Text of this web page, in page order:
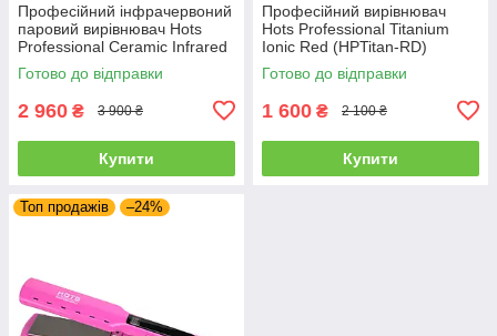
Професійний інфрачервоний
паровий вирівнювач Hots
Professional Ceramic Infrared
Black (HP-S089BK)
Готово до відправки
2 960 ₴ 3 900 ₴
Купити
Професійний вирівнювач
Hots Professional Titanium
Ionic Red (HPTitan-RD)
Готово до відправки
1 600 ₴ 2 100 ₴
Купити
Топ продажів –24%